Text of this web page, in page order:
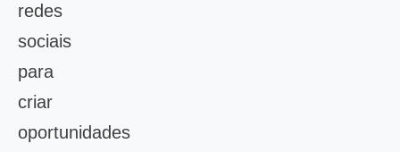
redes
sociais
para
criar
oportunidades